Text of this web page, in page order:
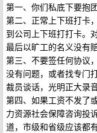
第一、你们私底下要抱
第二、正常上下班打卡
到公司上下班打打卡。
最后以旷工的名义没有
第三、不要签任何协议
没有问题，或者找专门
裁员谈话，光明正大录
第四、如果工资不发了
力资源社会保障咨询投
道，市级和省级应该都